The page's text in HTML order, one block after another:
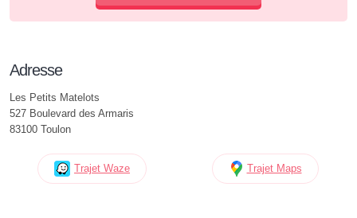
Adresse
Les Petits Matelots
527 Boulevard des Armaris
83100 Toulon
Trajet Waze Trajet Maps